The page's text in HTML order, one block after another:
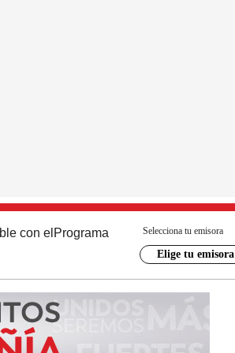
con el Programa Selecciona tu emisora
Elige tu emisora